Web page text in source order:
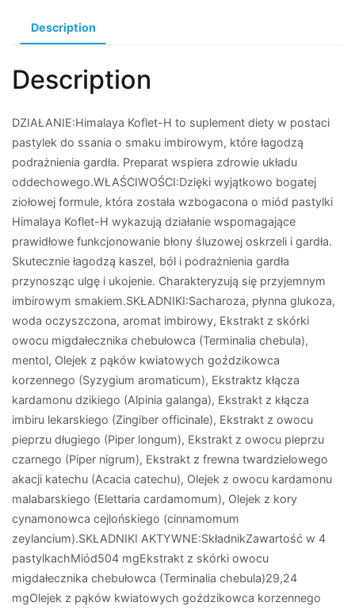
Description
Description
DZIAŁANIE:Himalaya Koflet-H to suplement diety w postaci
pastylek do ssania o smaku imbirowym, które łagodzą
podrażnienia gardła. Preparat wspiera zdrowie układu
oddechowego.WŁAŚCIWOŚCI:Dzięki wyjątkowo bogatej
ziołowej formule, która została wzbogacona o miód pastylki
Himalaya Koflet-H wykazują działanie wspomagające
prawidłowe funkcjonowanie błony śluzowej oskrzeli i gardła.
Skutecznie łagodzą kaszel, ból i podrażnienia gardła
przynosząc ulgę i ukojenie. Charakteryzują się przyjemnym
imbirowym smakiem.SKŁADNIKI:Sacharoza, płynna glukoza,
woda oczyszczona, aromat imbirowy, Ekstrakt z skórki
owocu migdałecznika chebułowca (Terminalia chebula),
mentol, Olejek z pąków kwiatowych goździkowca
korzennego (Syzygium aromaticum), Ekstraktz kłącza
kardamonu dzikiego (Alpinia galanga), Ekstrakt z kłącza
imbiru lekarskiego (Zingiber officinale), Ekstrakt z owocu
pieprzu długiego (Piper longum), Ekstrakt z owocu pieprzu
czarnego (Piper nigrum), Ekstrakt z frewna twardzielowego
akacji katechu (Acacia catechu), Olejek z owocu kardamonu
malabarskiego (Elettaria cardamomum), Olejek z kory
cynamonowca cejlońskiego (cinnamomum
zeylancium).SKŁADNIKI AKTYWNE:SkładnikZawartość w 4
pastylkachMiód504 mgEkstrakt z skórki owocu
migdałecznika chebułowca (Terminalia chebula)29,24
mgOlejek z pąków kwiatowych goździkowca korzennego